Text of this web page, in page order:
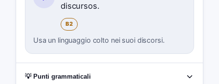
discursos.
B2
Usa un linguaggio colto nei suoi discorsi.
💡 Punti grammaticali